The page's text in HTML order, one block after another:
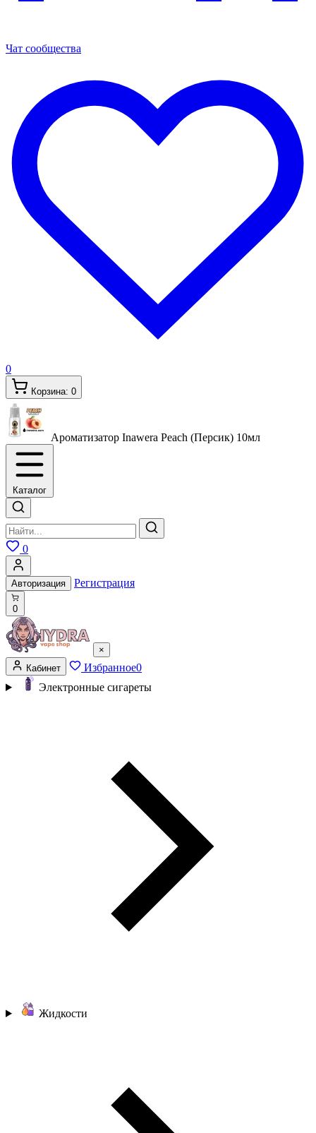
Чат сообщества
0
Корзина: 0
Ароматизатор Inawera Peach (Персик) 10мл
Каталог
0
Авторизация Регистрация
0
×
Кабинет
Избранное0
Электронные сигареты
Жидкости